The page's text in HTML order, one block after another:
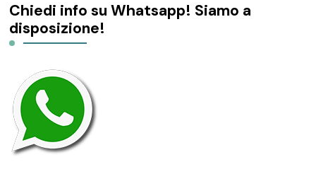
Chiedi info su Whatsapp! Siamo a
disposizione!